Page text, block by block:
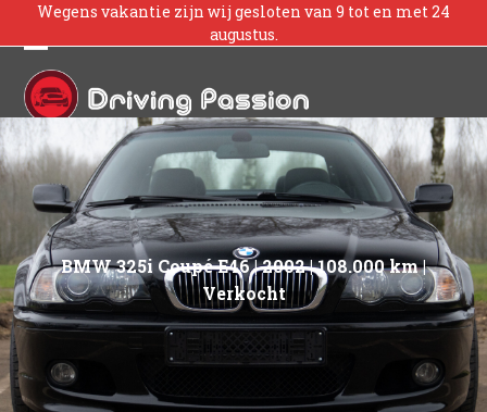
Skip
to
Wegens vakantie zijn wij gesloten van 9 tot en met 24
augustus.
Open
mobile
menu
Close
mobile
menu
BMW 325i Coupé E46 | 2002 | 108.000 km |
Verkocht